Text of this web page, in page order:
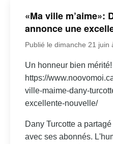
«Ma ville m’aime»:
annonce une
Publié le dimanche 21 juin
Un honneur bien mérité!
https://
ville-maime-dany-
excellente-nouvelle/
Dany Turcotte a
avec ses abonnés.